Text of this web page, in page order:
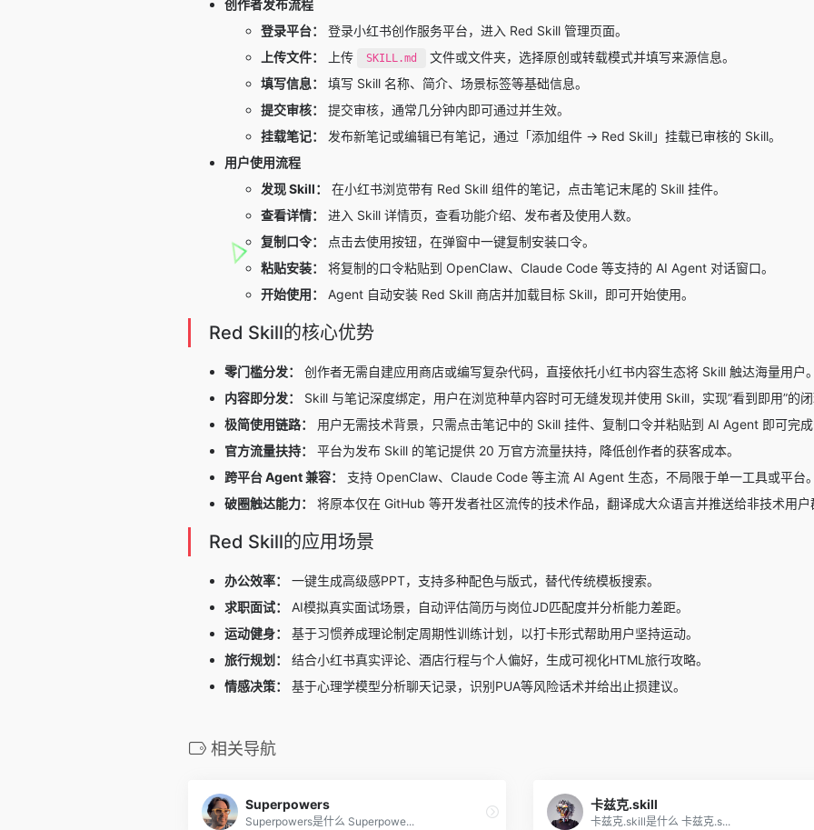
创作者发布流程
登录平台：
登录小红书创作服务平台，进入 Red Skill 管理页面。
上传文件：
上传 SKILL.md
文件或文件夹，选择原创或转载模式并填写来源信息。
填写信息：
填写 Skill 名称、简介、场景标签等基础信息。
提交审核：
提交审核，通常几分钟内即可通过并生效。
挂载笔记：
发布新笔记或编辑已有笔记，通过「添加组件 → Red Skill」挂载已审核的 Skill。
用户使用流程
发现 Skill：
在小红书浏览带有 Red Skill 组件的笔记，点击笔记末尾的 Skill 挂件。
查看详情：
进入 Skill 详情页，查看功能介绍、发布者及使用人数。
复制口令：
点击去使用按钮，在弹窗中一键复制安装口令。
粘贴安装：
将复制的口令粘贴到 OpenClaw、Claude Code 等支持的 AI Agent 对话窗口。
开始使用：
Agent 自动安装 Red Skill 商店并加载目标 Skill，即可开始使用。
Red Skill的核心优势
零门槛分发：
创作者无需自建应用商店或编写复杂代码，直接依托小红书内容生态将 Skill 触达海量用户。
内容即分发：
Skill 与笔记深度绑定，用户在浏览种草内容时可无缝发现并使用 Skill，实现”看到即用”的闭
极简使用链路：
用户无需技术背景，只需点击笔记中的 Skill 挂件、复制口令并粘贴到 AI Agent 即可完成
官方流量扶持：
平台为发布 Skill 的笔记提供 20 万官方流量扶持，降低创作者的获客成本。
跨平台 Agent 兼容：
支持 OpenClaw、Claude Code 等主流 AI Agent 生态，不局限于单一工具或平台。
破圈触达能力：
将原本仅在 GitHub 等开发者社区流传的技术作品，翻译成大众语言并推送给非技术用户
Red Skill的应用场景
办公效率：
一键生成高级感PPT，支持多种配色与版式，替代传统模板搜索。
求职面试：
AI模拟真实面试场景，自动评估简历与岗位JD匹配度并分析能力差距。
运动健身：
基于习惯养成理论制定周期性训练计划，以打卡形式帮助用户坚持运动。
旅行规划：
结合小红书真实评论、酒店行程与个人偏好，生成可视化HTML旅行攻略。
情感决策：
基于心理学模型分析聊天记录，识别PUA等风险话术并给出止损建议。
相关导航
Superpowers
Superpowers是什么 Superpowe...
卡兹克.skill
卡兹克.skill是什么 卡兹克.s...